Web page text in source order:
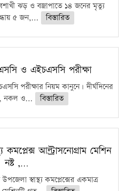
ঝড় ও বজ্রাপাতে ১৪ জনের মৃত্যু
৫ জন,...
বিস্তারিত
ও এইচএসসি পরীক্ষা
পরীক্ষার নিয়ম কানুনে। দীর্ঘদিনের
নকল ও...
বিস্তারিত
কমপ্লেক্স আল্ট্রাসনোগ্রাম মেশিন
নষ্ট ,…
উপজেলা স্বাস্থ্য কমপ্লেক্সের একমাত্র